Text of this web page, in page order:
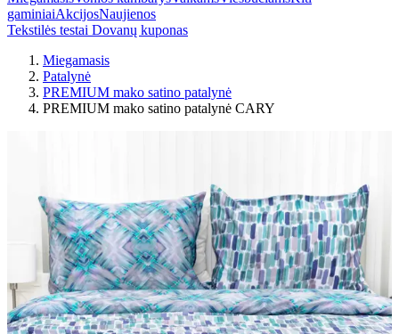
gaminiaiAkcijosNaujienos
Tekstilės testai Dovanų kuponas
Miegamasis
Patalynė
PREMIUM mako satino patalynė
PREMIUM mako satino patalynė CARY